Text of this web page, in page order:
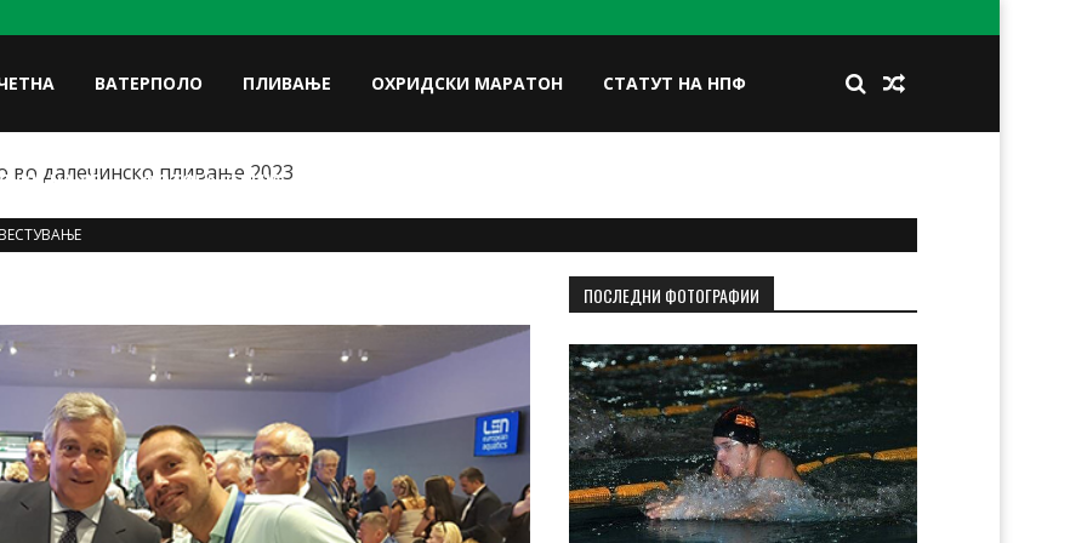
ВАТЕРПОЛО ПЛИВАЊЕ ОХРИДСКИ МАРАТОН СТАТУТ НА НПФ
НА УП ФОТОГАЛЕРИЈА
во далечинско пливање 2023
ПОСЛЕДНИ ФОТОГРАФИИ